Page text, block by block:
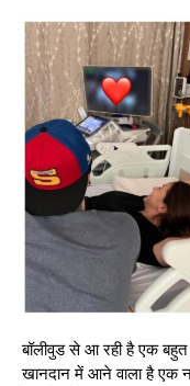
बॉलीवुड से आ रही है एक
खानदान में आने वाला है एक